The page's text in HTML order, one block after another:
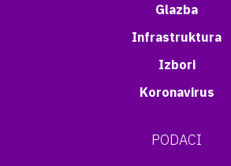
Glazba
Infrastruktura
Izbori
Koronavirus
PODACI